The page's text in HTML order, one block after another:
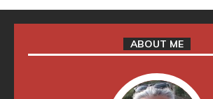
ABOUT ME